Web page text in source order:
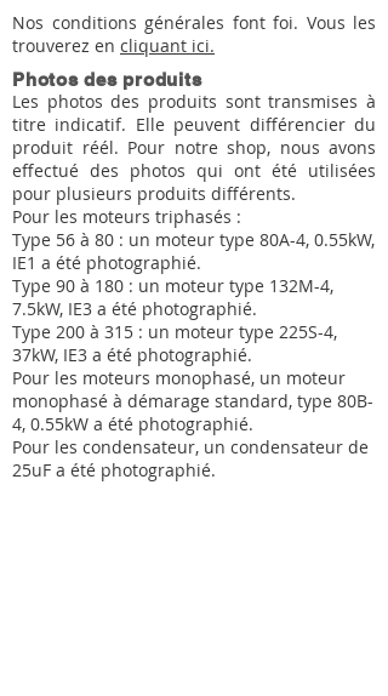
Nos conditions générales font foi. Vous les
trouverez en cliquant ici.
Photos des produits
Les photos des produits sont transmises à
titre indicatif. Elle peuvent différencier du
produit réél. Pour notre shop, nous avons
effectué des photos qui ont été utilisées
pour plusieurs produits différents.
Pour les moteurs triphasés :
Type 56 à 80 : un moteur type 80A-4, 0.55kW,
IE1 a été photographié.
Type 90 à 180 : un moteur type 132M-4,
7.5kW, IE3 a été photographié.
Type 200 à 315 : un moteur type 225S-4,
37kW, IE3 a été photographié.
Pour les moteurs monophasé, un moteur
monophasé à démarage standard, type 80B-
4, 0.55kW a été photographié.
Pour les condensateur, un condensateur de
25uF a été photographié.